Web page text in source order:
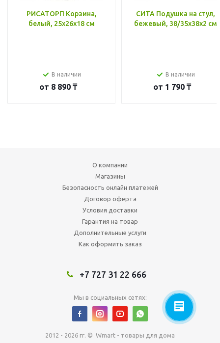
РИСАТОРП Корзина,
белый, 25x26x18 см
В наличии
от 8 890 ₸
СИТА Подушка на стул,
бежевый, 38/35x38x2 см
В наличии
от 1 790 ₸
О компании
Магазины
Безопасность онлайн платежей
Договор оферта
Условия доставки
Гарантия на товар
Дополнительные услуги
Как оформить заказ
+7 727 31 22 666
Мы в социальных сетях:
2012 - 2026 гг. © Wmart - товары для дома